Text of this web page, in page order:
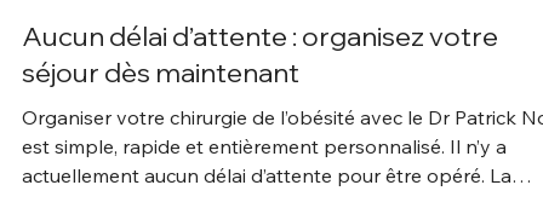
21 nov. 2025
1 min de lecture
Aucun délai d’attente : organisez votre
séjour dès maintenant
Organiser votre chirurgie de l’obésité avec le Dr Patrick
est simple, rapide et entièrement personnalisé. Il n’y a